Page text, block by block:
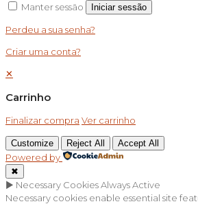
Manter sessão Iniciar sessão
Perdeu a sua senha?
Criar uma conta?
✕
Carrinho
Finalizar compra Ver carrinho
Customize Reject All Accept All
Powered by
✖
► Necessary CookiesAlways Active
Necessary cookies enable essential site